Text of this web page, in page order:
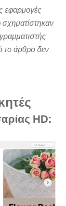
εφαρμογές
το άρθρο δεν
HD: